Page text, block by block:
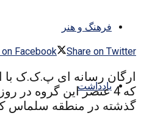
فرهنگ و هنر
یادداشت
Facebook Share on Twitter
ارگان رسانه ای پ.ک.ک
گذشته در منطقه سلماس